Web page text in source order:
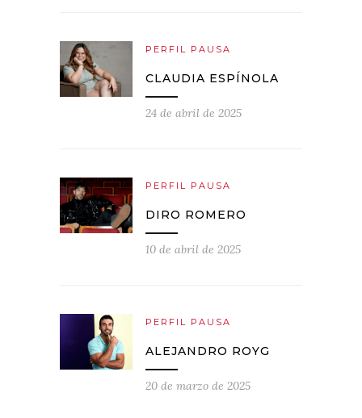
PERFIL PAUSA
CLAUDIA ESPÍNOLA
24 de abril de 2025
PERFIL PAUSA
DIRO ROMERO
10 de abril de 2025
PERFIL PAUSA
ALEJANDRO ROYG
20 de marzo de 2025